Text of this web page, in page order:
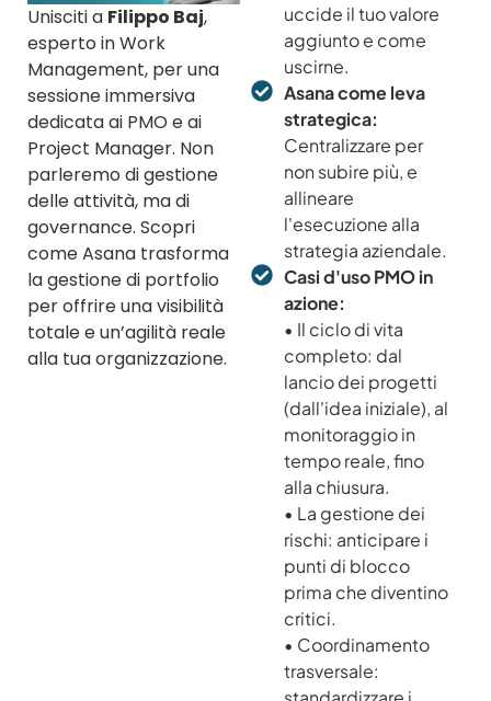
Unisciti a Filippo Baj,
esperto in Work
Management, per una
sessione immersiva
dedicata ai PMO e ai
Project Manager. Non
parleremo di gestione
delle attività, ma di
governance. Scopri
come Asana trasforma
la gestione di portfolio
per offrire una visibilità
totale e un’agilità reale
alla tua organizzazione.
uccide il tuo valore
aggiunto e come
uscirne.
Asana come leva
strategica:
Centralizzare per
non subire più, e
allineare
l'esecuzione alla
strategia aziendale.
Casi d'uso PMO in
azione:
• Il ciclo di vita
completo: dal
lancio dei progetti
(dall'idea iniziale), al
monitoraggio in
tempo reale, fino
alla chiusura.
• La gestione dei
rischi: anticipare i
punti di blocco
prima che diventino
critici.
• Coordinamento
trasversale: